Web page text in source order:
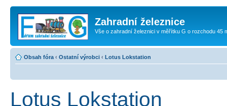
Zahradní železnice
Vše o zahradní železnici v měřítku G o rozchodu 45
Obsah fóra ‹ Ostatní výrobci ‹ Lotus Lokstation
Lotus Lokstation